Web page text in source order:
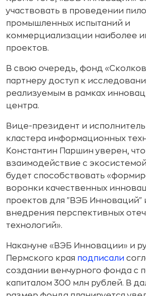
участвовать в проведении
промышленных испытаний и
коммерциализации наиболее
проектов.
В свою очередь, фонд
партнеру доступ к
реализуемым в рамках
центра.
Вице-президент и
кластера информационных
Константин Паршин уверен,
взаимодействие с
будет способствовать
воронки качественных
проектов для "ВЭБ Инноваций"
внедрения перспективных
технологий».
Накануне «ВЭБ Инновации» и
Пермского края подписали
создании венчурного фонда с
капиталом 300 млн рублей. В